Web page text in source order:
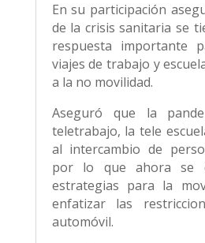
En su participación
de la crisis sanitaria se
respuesta importante
viajes de trabajo y
a la no movilidad.
Aseguró que la
teletrabajo, la tele
al intercambio de
por lo que ahora se
estrategias para la
enfatizar las
automóvil.